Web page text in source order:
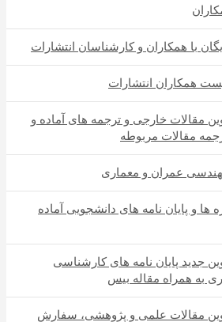
با همکاران و کارشناسان انتشارات
همکاران انتشارات
مقالات خارجی و ترجمه های آماده و
مقالات مربوطه
عمران و معماری
ها و پایان نامه های دانشجویی آماده
جدید پایان نامه های کارشناسی
به همراه مقاله بیس
مقالات علمی و پژوهشی، سفارش